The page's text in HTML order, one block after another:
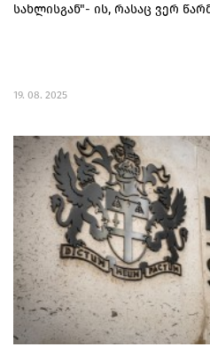
სახლისგან"- ის, რასაც ვერ
19. 08. 2025